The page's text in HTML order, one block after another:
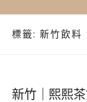
標籤: 新竹飲料
新竹｜熙熙